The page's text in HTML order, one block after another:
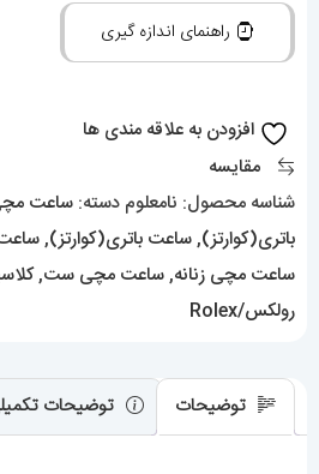
مردانه
و
دیت
جاست
دو
رنگ
طلایی
صفحه
0834
ROLEX
راهنمای اندازه گیری
افزودن به علاقه مندی ها
مقایسه
شناسه محصول: نامعلوم دسته: ساعت
باتری(کوارتز),ساعت باتری(کوارتز),
ساعت مچی زنانه,ساعت مچی ست,
رولکس/Rolex
توضیحات توضیحات